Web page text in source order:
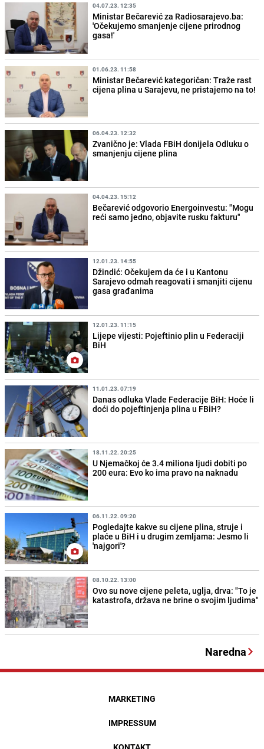
04.07.23. 12:35
Ministar Bečarević za Radiosarajevo.ba:
'Očekujemo smanjenje cijene prirodnog
gasa!'
01.06.23. 11:58
Ministar Bečarević kategoričan: Traže rast
cijena plina u Sarajevu, ne pristajemo na to!
06.04.23. 12:32
Zvanično je: Vlada FBiH donijela Odluku o
smanjenju cijene plina
04.04.23. 15:12
Bečarević odgovorio Energoinvestu: "Mogu
reći samo jedno, objavite rusku fakturu"
12.01.23. 14:55
Džindić: Očekujem da će i u Kantonu
Sarajevo odmah reagovati i smanjiti cijenu
gasa građanima
12.01.23. 11:15
Lijepe vijesti: Pojeftinio plin u Federaciji
BiH
11.01.23. 07:19
Danas odluka Vlade Federacije BiH: Hoće li
doći do pojeftinjenja plina u FBiH?
18.11.22. 20:25
U Njemačkoj će 3.4 miliona ljudi dobiti po
200 eura: Evo ko ima pravo na naknadu
06.11.22. 09:20
Pogledajte kakve su cijene plina, struje i
plaće u BiH i u drugim zemljama: Jesmo li
'najgori'?
08.10.22. 13:00
Ovo su nove cijene peleta, uglja, drva: "To je
katastrofa, država ne brine o svojim ljudima"
Naredna
MARKETING
IMPRESSUM